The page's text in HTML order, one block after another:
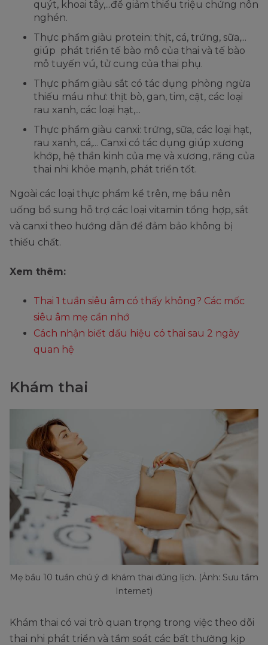
quýt, khoai tây,...để giảm thiểu triệu chứng nôn
nghén.
Thực phẩm giàu protein: thịt, cá, trứng, sữa,...
giúp phát triển tế bào mô của thai và tế bào
mô tuyến vú, tử cung của thai phụ.
Thực phẩm giàu sắt có tác dụng phòng ngừa
thiếu máu như: thịt bò, gan, tim, cật, các loại
rau xanh, các loại hạt,...
Thực phẩm giàu canxi: trứng, sữa, các loại hạt,
rau xanh, cá,... Canxi có tác dụng giúp xương
khớp, hệ thần kinh của mẹ và xương, răng của
thai nhi khỏe mạnh, phát triển tốt.
Ngoài các loại thực phẩm kể trên, mẹ bầu nên
uống bổ sung hỗ trợ các loại vitamin tổng hợp, sắt
và canxi theo hướng dẫn để đảm bảo không bị
thiếu chất.
Xem thêm:
Thai 1 tuần siêu âm có thấy không? Các mốc
siêu âm mẹ cần nhớ
Cách nhận biết dấu hiệu có thai sau 2 ngày
quan hệ
Khám thai
Mẹ bầu 10 tuần chú ý đi khám thai đúng lịch. (Ảnh: Sưu tầm
Internet)
Khám thai có vai trò quan trọng trong việc theo dõi
thai nhi phát triển và tầm soát các bất thường kịp